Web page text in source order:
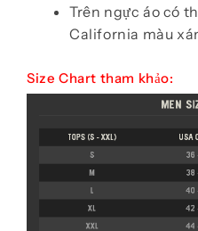
Trên ngực áo có
California màu
Size Chart tham khảo: